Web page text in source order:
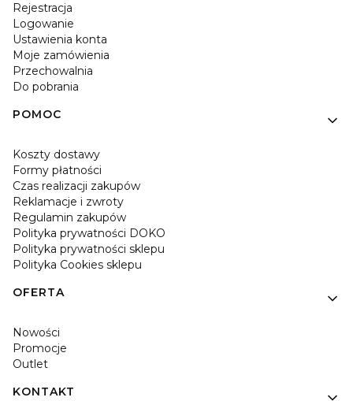
Rejestracja
Logowanie
Ustawienia konta
Moje zamówienia
Przechowalnia
Do pobrania
POMOC
Koszty dostawy
Formy płatności
Czas realizacji zakupów
Reklamacje i zwroty
Regulamin zakupów
Polityka prywatności DOKO
Polityka prywatności sklepu
Polityka Cookies sklepu
OFERTA
Nowości
Promocje
Outlet
KONTAKT